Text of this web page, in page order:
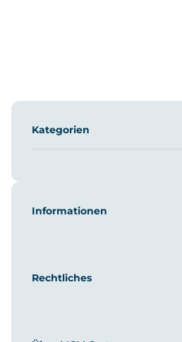
Kategorien
Informationen
Rechtliches